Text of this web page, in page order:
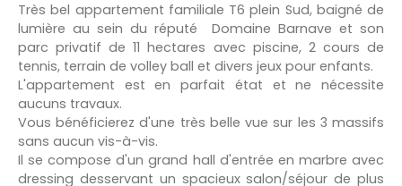
Très bel appartement familiale T6 plein Sud, baigné de
lumière au sein du réputé Domaine Barnave et son
parc privatif de 11 hectares avec piscine, 2 cours de
tennis, terrain de volley ball et divers jeux pour enfants.
L'appartement est en parfait état et ne nécessite
aucuns travaux.
Vous bénéficierez d'une très belle vue sur les 3 massifs
sans aucun vis-à-vis.
Il se compose d'un grand hall d'entrée en marbre avec
dressing desservant un spacieux salon/séjour de plus